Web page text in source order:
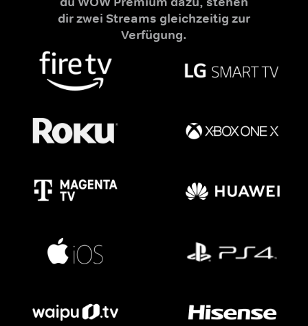
dir zwei Streams gleichzeitig zur
Verfügung.